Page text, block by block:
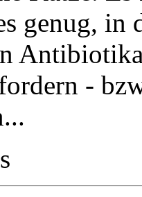
genug, in
-